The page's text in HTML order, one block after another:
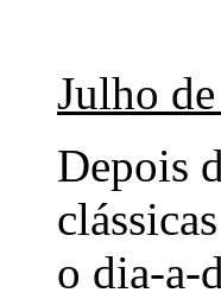
Julho
Depois
o dia-a-